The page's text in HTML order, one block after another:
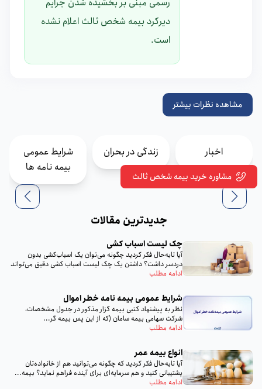
دیرکرد بیمه شخص ثالث اعلام نشده
است.
مشاهده نظرات بیشتر
اخبار زندگی در بحران
شرایط عمومی
بیمه نامه ها
جدیدترین مقالات
چک لیست اسباب‌ کشی
آیا تا‌به‌حال فکر کردید چگونه می‌توان یک اسباب‌کشی بدون
دردسر داشت؟ داشتن یک چک لیست اسباب‌ کشی دقیق می‌تواند
تمام...
ادامه مطلب
شرایط عمومی بیمه‌ نامه خطر اموال
نظر به پيشنهاد كتبى بيمه گزار مذكور در جدول مشخصات،
شركت سهامى بيمه سامان (كه از اين پس بيمه گر...
ادامه مطلب
انواع بیمه عمر
آیا تا‌به‌حال فکر کردید که چگونه می‌توانید هم از خانواده‌تان
پشتیبانی کنید و هم سرمایه‌ای برای آینده فراهم نماید؟ بیمه...
ادامه مطلب
مشاوره خرید بیمه شخص ثالث